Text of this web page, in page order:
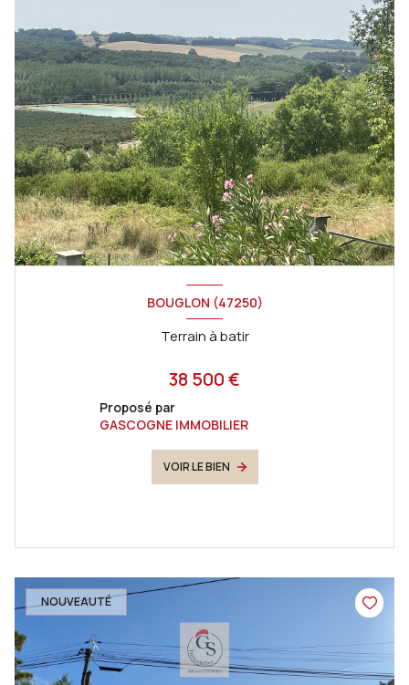
BOUGLON (47250)
Terrain à batir
38 500 €
Proposé par
GASCOGNE IMMOBILIER
VOIR LE BIEN
NOUVEAUTÉ